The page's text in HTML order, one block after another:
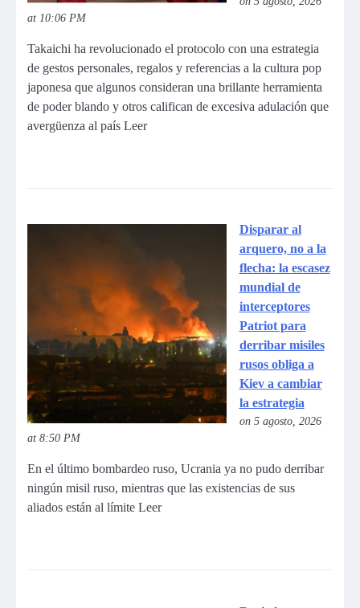
at 10:06 PM
Takaichi ha revolucionado el protocolo con una estrategia
de gestos personales, regalos y referencias a la cultura pop
japonesa que algunos consideran una brillante herramienta
de poder blando y otros califican de excesiva adulación que
avergüenza al país Leer
Disparar al
arquero, no a la
flecha: la escasez
mundial de
interceptores
Patriot para
derribar misiles
rusos obliga a
Kiev a cambiar
la estrategia
on 5 agosto, 2026
at 8:50 PM
En el último bombardeo ruso, Ucrania ya no pudo derribar
ningún misil ruso, mientras que las existencias de sus
aliados están al límite Leer